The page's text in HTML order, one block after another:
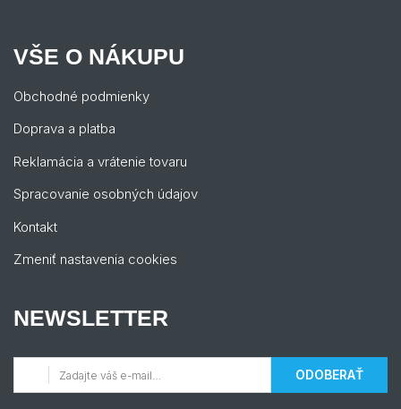
VŠE O NÁKUPU
Obchodné podmienky
Doprava a platba
Reklamácia a vrátenie tovaru
Spracovanie osobných údajov
Kontakt
Zmeniť nastavenia cookies
NEWSLETTER
ODOBERAŤ